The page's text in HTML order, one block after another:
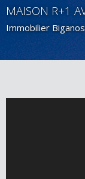
Immobilier Biganos